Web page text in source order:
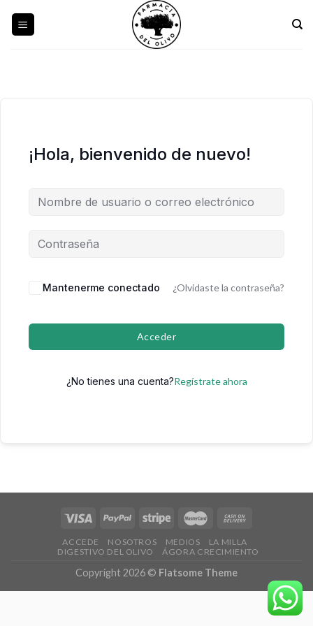
¡Hola, bienvenido de nuevo!
Mantenerme conectado ¿Olvidaste la contraseña?
Acceder
¿No tienes una cuenta?Regístrate ahora
ACCEDE NOSOTROS MEDIOS
LA MILLA
DIGESTIVO DEL OLIVO
ÁGORA CRECIMIENTO
Copyright 2026 © Flatsome Theme